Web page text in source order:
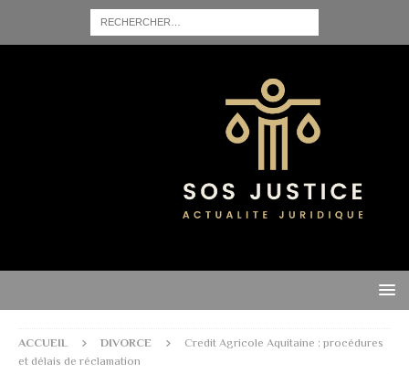
ACCUEIL DIVORCE
Credit Agricole Aquitaine : procédures
et délais de réclamation